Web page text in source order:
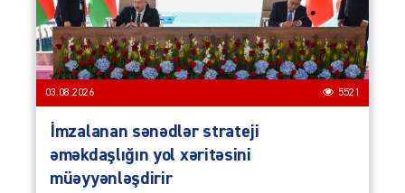
03.08.2026 5521
İmzalanan sənədlər strateji
əməkdaşlığın yol xəritəsini
müəyyənləşdirir